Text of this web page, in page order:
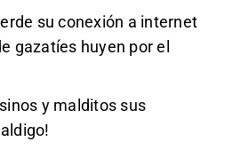
su conexión a internet
gazatíes huyen por el
y malditos sus